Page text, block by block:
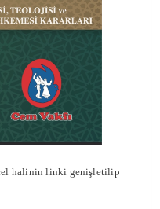
halinin linki genişletilip